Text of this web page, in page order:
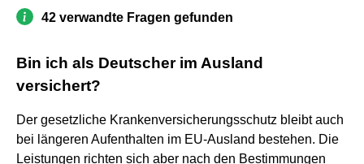
42 verwandte Fragen gefunden
Bin ich als Deutscher im Ausland
versichert?
Der gesetzliche Krankenversicherungsschutz bleibt auch
bei längeren Aufenthalten im EU-Ausland bestehen. Die
Leistungen richten sich aber nach den Bestimmungen